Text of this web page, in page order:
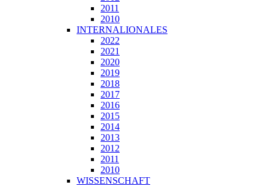
2011
2010
INTERNALIONALES
2022
2021
2020
2019
2018
2017
2016
2015
2014
2013
2012
2011
2010
WISSENSCHAFT